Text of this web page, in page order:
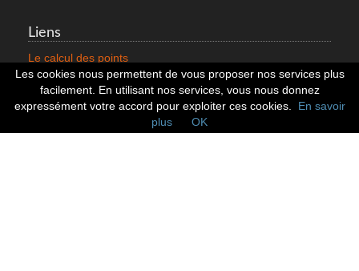
Liens
Le calcul des points
Mentions légales
Nous contacter
Cookies
Statistiques
Les cookies nous permettent de vous proposer nos services plus
facilement. En utilisant nos services, vous nous donnez
expressément votre accord pour exploiter ces cookies.
En savoir
plus
OK